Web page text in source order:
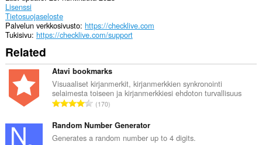
Lisenssi
Tietosuojaseloste
Palvelun verkkosivusto https://checklive.com
Tukisivu https://checklive.com/support
Related
Atavi bookmarks
Visuaaliset kirjanmerkit, kirjanmerkkien synkronointi
selaimesta toiseen ja kirjanmerkkiesi ehdoton turvallisuus
A
v
i
170
Random Number Generator
Generates a random number up to 4 digits.